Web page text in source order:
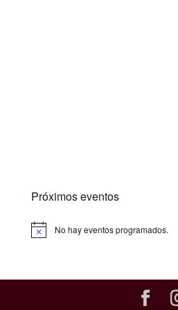
Próximos eventos
No hay eventos programados.